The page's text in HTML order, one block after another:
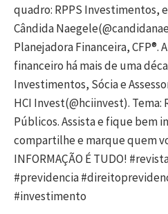
quadro: RPPS Investimentos,
Cândida
Planejadora Financeira, CFP®️.
financeiro há mais de uma
Investimentos, Sócia e
HCI Invest(@hciinvest). Tema:
Públicos. Assista e fique bem
compartilhe e marque quem
INFORMAÇÃO É TUDO!
#previdencia
#investimento